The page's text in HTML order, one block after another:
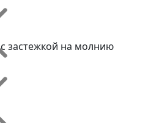
застежкой на молнию